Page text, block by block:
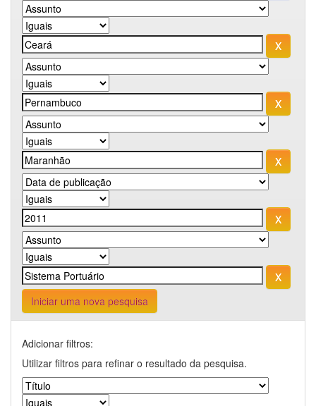
Iniciar uma nova pesquisa
Adicionar filtros:
Utilizar filtros para refinar o resultado da pesquisa.